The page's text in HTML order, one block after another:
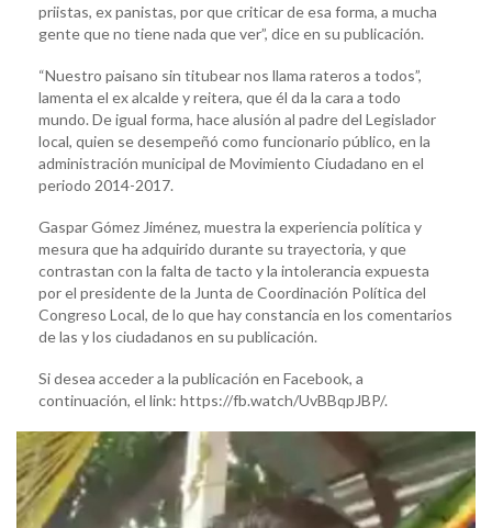
priistas, ex panistas, por que criticar de esa forma, a mucha
gente que no tiene nada que ver”, dice en su publicación.
“Nuestro paisano sin titubear nos llama rateros a todos”,
lamenta el ex alcalde y reitera, que él da la cara a todo
mundo. De igual forma, hace alusión al padre del Legislador
local, quien se desempeñó como funcionario público, en la
administración municipal de Movimiento Ciudadano en el
periodo 2014-2017.
Gaspar Gómez Jiménez, muestra la experiencia política y
mesura que ha adquirido durante su trayectoria, y que
contrastan con la falta de tacto y la intolerancia expuesta
por el presidente de la Junta de Coordinación Política del
Congreso Local, de lo que hay constancia en los comentarios
de las y los ciudadanos en su publicación.
Si desea acceder a la publicación en Facebook, a
continuación, el link: https://fb.watch/UvBBqpJBP/.